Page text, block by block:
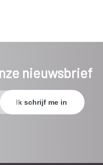
nieuwsbrief